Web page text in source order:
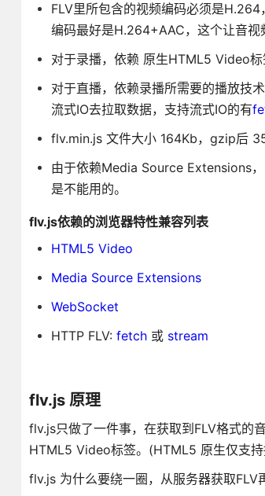
FLV里所包含的视频编码必须是
编码最好是H.264+AAC，这个让音视
对于录播，依赖 原生HTML5 Video标
对于直播，依赖录播所需要的播放技
流式IO去拉取数据，支持流式IO的有
flv.min.js 文件大小 164Kb，gzip后
由于依赖Media Source Extensions
是不能用的。
flv.js依赖的浏览器特性兼容列表
HTML5 Video
Media Source Extensions
WebSocket
HTTP FLV: fetch或 stream
flv.js 原理
flv.js只做了一件事，在获取到FLV格式的
HTML5 Video标签。(HTML5 原生仅支
flv.js 为什么要绕一圈，从服务器获取FLV